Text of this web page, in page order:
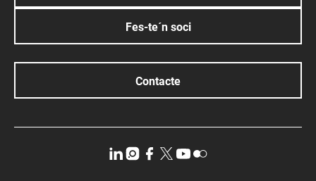
Fes-te´n soci
Contacte